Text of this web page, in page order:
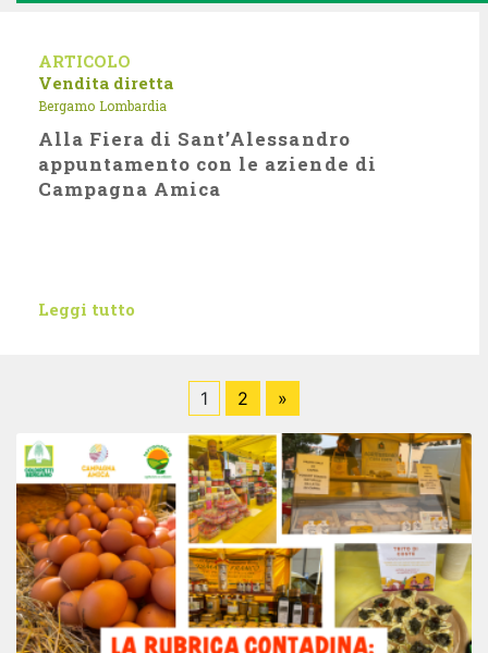
ARTICOLO
Vendita diretta
Bergamo Lombardia
Alla Fiera di Sant’Alessandro
appuntamento con le aziende di
Campagna Amica
Leggi tutto
1 2 »